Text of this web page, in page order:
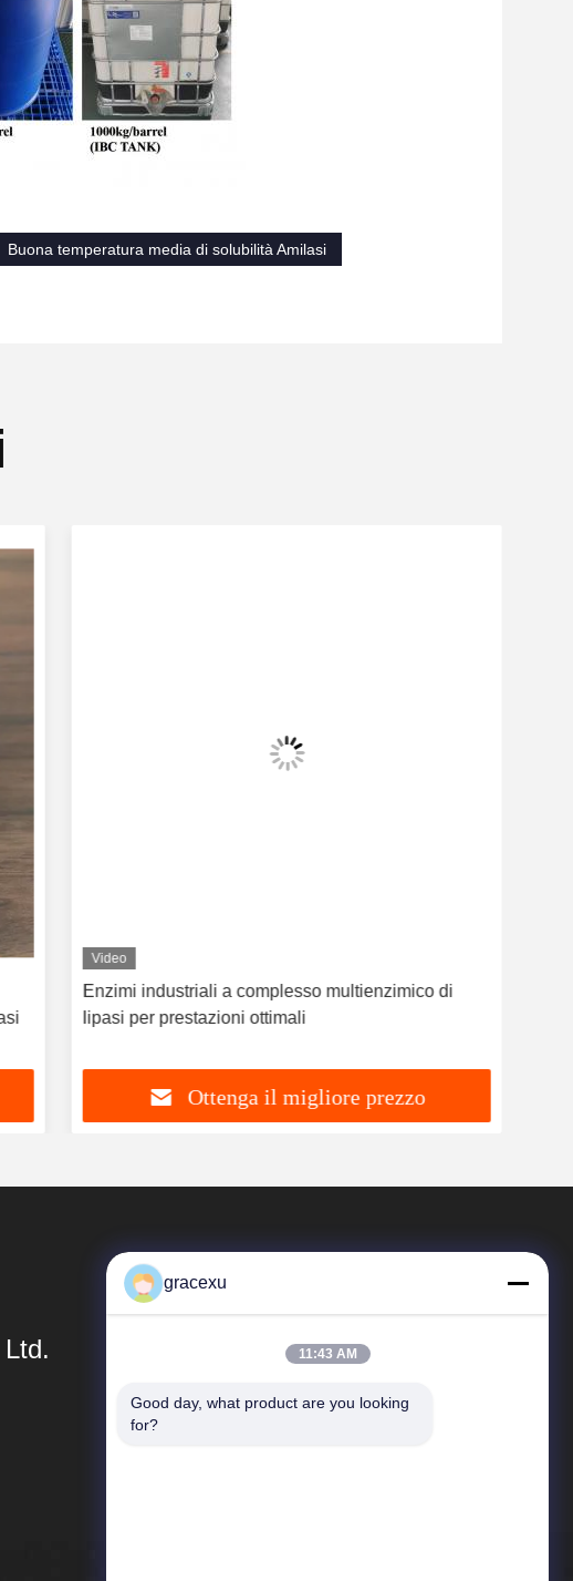
Buona temperatura media di solubilità Amilasi
Video
Enzimi industriali a complesso multienzimico di
lipasi per prestazioni ottimali
Ottenga il migliore prezzo
Collegamenti Rapidi
gracexu
11:43 AM
Good day, what product are you looking
for?